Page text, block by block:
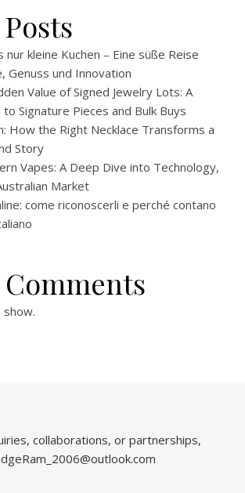
nur kleine Kuchen – Eine süße Reise
Genuss und Innovation
Value of Signed Jewelry Lots: A
to Signature Pieces and Bulk Buys
How the Right Necklace Transforms a
Story
Vapes: A Deep Dive into Technology,
Market
come riconoscerli e perché contano
collaborations, or partnerships,